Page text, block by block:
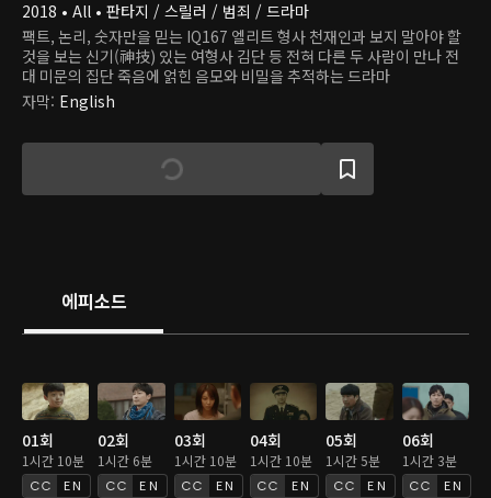
2018 • All • 판타지 / 스릴러 / 범죄 / 드라마
팩트, 논리, 숫자만을 믿는 IQ167 엘리트 형사 천재인과 보지 말아야 할
것을 보는 신기(神技) 있는 여형사 김단 등 전혀 다른 두 사람이 만나 전
대 미문의 집단 죽음에 얽힌 음모와 비밀을 추적하는 드라마
자막: English
에피소드
01회
1시간 10분
EN
02회
1시간 6분
EN
03회
1시간 10분
EN
04회
1시간 10분
EN
05회
1시간 5분
EN
06회
1시간 3분
EN